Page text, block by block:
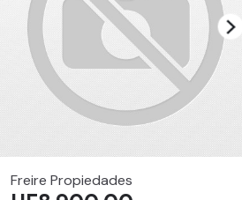
Freire Propiedades